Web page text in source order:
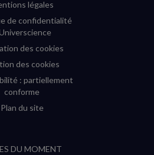
légales
de confidentialité
des cookies
des cookies
: partiellement
conforme
Plan du site
DU MOMENT